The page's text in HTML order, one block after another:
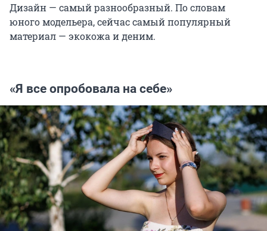
Дизайн — самый разнообразный. По словам
юного модельера, сейчас самый популярный
материал — экокожа и деним.
«Я все опробовала на себе»